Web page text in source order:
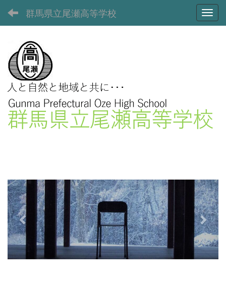
群馬県立尾瀬高等学校
e
v
i
o
u
s
x
t